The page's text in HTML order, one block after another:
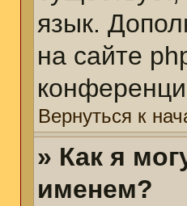
язык.
на сайте
Вернуться к
» Как я
именем?